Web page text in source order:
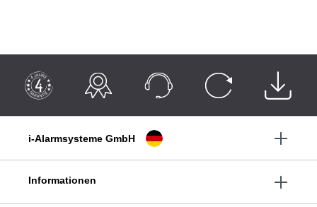
i-Alarmsysteme GmbH
Informationen